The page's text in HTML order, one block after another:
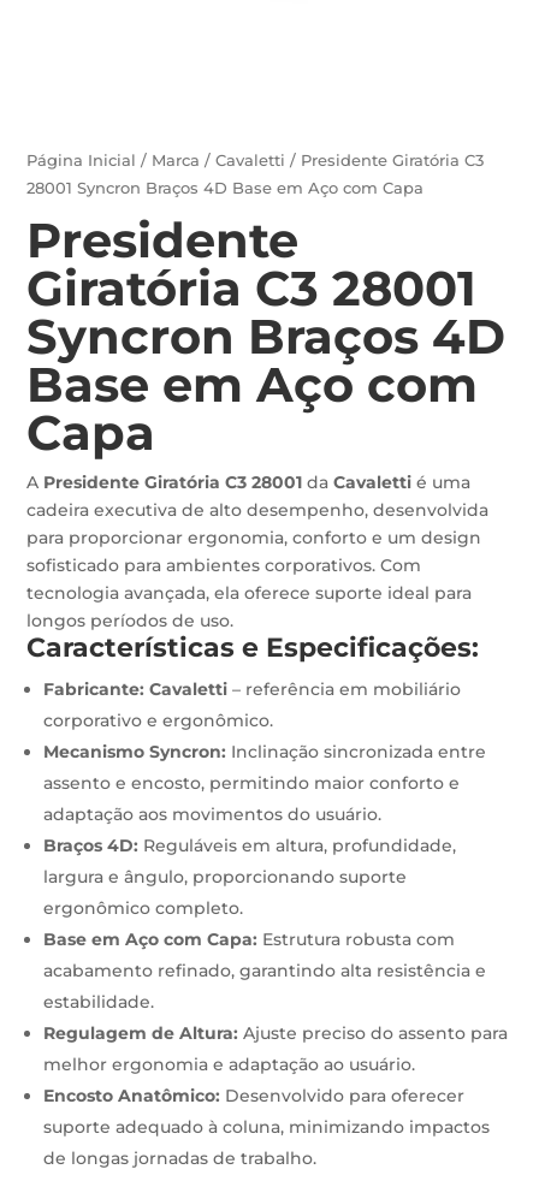
Página Inicial / Marca /Cavaletti / Presidente Giratória C3
28001 Syncron Braços 4D Base em Aço com Capa
Presidente
Giratória C3 28001
Syncron Braços 4D
Base em Aço com
Capa
A Presidente Giratória C3 28001 daCavaletti é uma
cadeira executiva de alto desempenho, desenvolvida
para proporcionar ergonomia, conforto e um design
sofisticado para ambientes corporativos. Com
tecnologia avançada, ela oferece suporte ideal para
longos períodos de uso.
Características e Especificações:
Fabricante: Cavaletti – referência em mobiliário
corporativo e ergonômico.
Mecanismo Syncron: Inclinação sincronizada entre
assento e encosto, permitindo maior conforto e
adaptação aos movimentos do usuário.
Braços 4D: Reguláveis em altura, profundidade,
largura e ângulo, proporcionando suporte
ergonômico completo.
Base em Aço com Capa: Estrutura robusta com
acabamento refinado, garantindo alta resistência e
estabilidade.
Regulagem de Altura: Ajuste preciso do assento para
melhor ergonomia e adaptação ao usuário.
Encosto Anatômico: Desenvolvido para oferecer
suporte adequado à coluna, minimizando impactos
de longas jornadas de trabalho.